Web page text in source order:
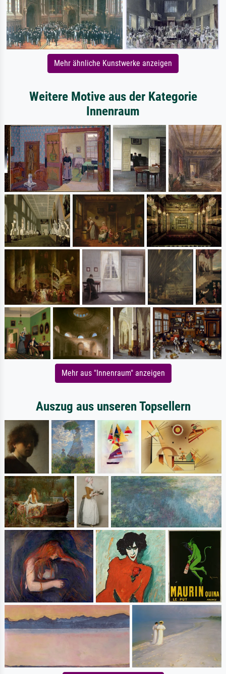
Mehr ähnliche Kunstwerke anzeigen
Weitere Motive aus der Kategorie
Innenraum
Mehr aus "Innenraum" anzeigen
Auszug aus unseren Topsellern